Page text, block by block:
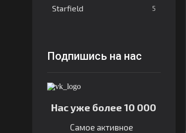
Starfield 5
Подпишись на нас
Нас уже более 10 000
Самое активное